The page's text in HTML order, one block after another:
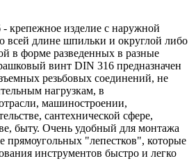
крепежное изделие с наружной
всей длине шпильки и округлой либо
в форме разведенных в разные
винт DIN 316 предназначен
резьбовых соединений, не
нагрузкам, в
машиностроении,
сантехнической сфере,
быту. Очень удобный для монтажа
прямоугольных "лепестков", которые
инструментов быстро и легко